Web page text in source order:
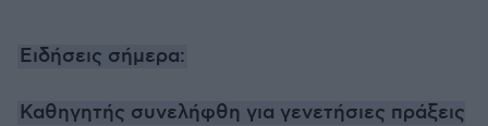
Ειδήσεις σήμερα:
Καθηγητής συνελήφθη για γενετήσιες πράξεις